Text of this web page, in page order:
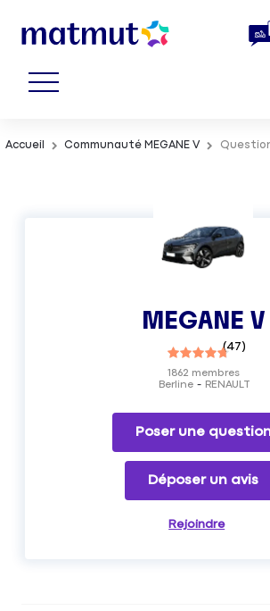
Accueil Communauté MEGANE V
MEGANE V
(47)
Berline RENAULT
1862 membres
Poser une
Déposer un avis
Rejoindre